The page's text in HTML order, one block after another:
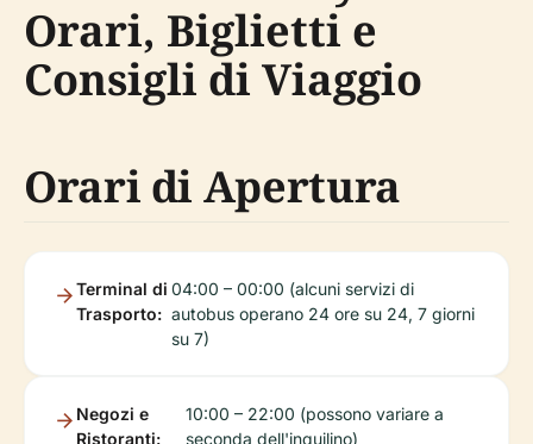
Orari, Biglietti e
Consigli di Viaggio
Orari di Apertura
Terminal di
Trasporto:
04:00 – 00:00 (alcuni servizi di
autobus operano 24 ore su 24, 7 giorni
su 7)
Negozi e
Ristoranti:
10:00 – 22:00 (possono variare a
seconda dell'inquilino)